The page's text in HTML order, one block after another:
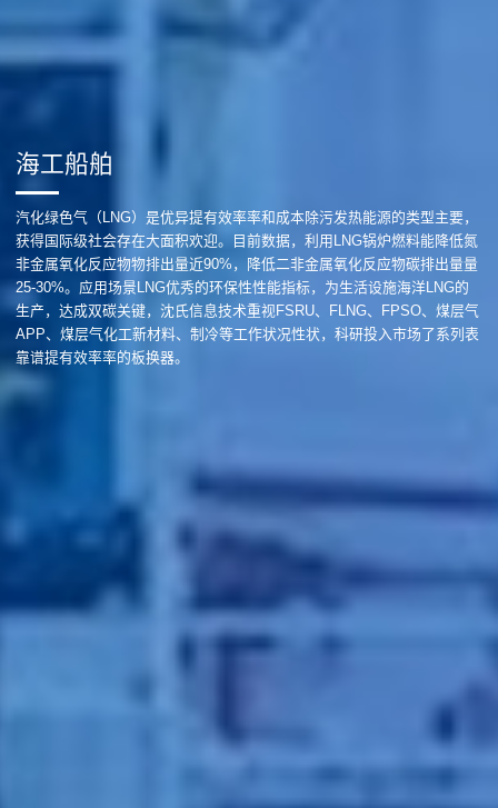
海工船舶
汽化绿色气（LNG）是优异提有效率率和成本除污发热能源的类型主要，
获得国际级社会存在大面积欢迎。目前数据，利用LNG锅炉燃料能降低氮
非金属氧化反应物物排出量近90%，降低二非金属氧化反应物碳排出量量
25-30%。应用场景LNG优秀的环保性性能指标，为生活设施海洋LNG的
生产，达成双碳关键，沈氏信息技术重视FSRU、FLNG、FPSO、煤层气
APP、煤层气化工新材料、制冷等工作状况性状，科研投入市场了系列表
靠谱提有效率率的板换器。